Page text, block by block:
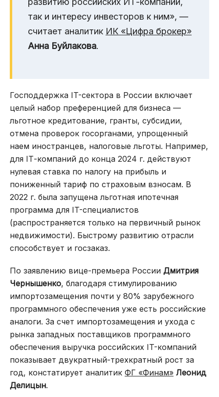
так и интересу инвесторов к ним», —
считает аналитик ИК «Цифра брокер»
Анна Буйлакова.
Господдержка IT-сектора в России включает
целый набор преференцией для бизнеса —
льготное кредитование, гранты, субсидии,
отмена проверок госорганами, упрощенный
наем иностранцев, налоговые льготы. Например,
для IТ-компаний до конца 2024 г. действуют
нулевая ставка по налогу на прибыль и
пониженный тариф по страховым взносам. В
2022 г. была запущена льготная ипотечная
программа для IT-специалистов
(распространяется только на первичный рынок
недвижимости). Быстрому развитию отрасли
способствует и госзаказ.
По заявлению вице-премьера России Дмитрия
Чернышенко, благодаря стимулированию
импортозамещения почти у 80% зарубежного
программного обеспечения уже есть российские
аналоги. За счет импортозамещения и ухода с
рынка западных поставщиков программного
обеспечения выручка российских IT-компаний
показывает двукратный-трехкратный рост за
год, констатирует аналитик ФГ «Финам» Леонид
Делицын.